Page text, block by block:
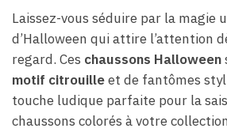
Laissez-vous séduire par la magie
d’Halloween qui attire l’attention
regard. Ces chaussons Halloween
motif citrouilleet de fantômes
touche ludique parfaite pour la
chaussons colorés à votre